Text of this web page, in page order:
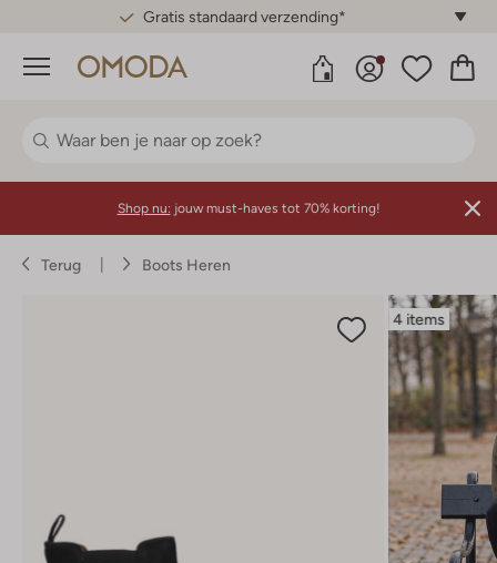
Gratis standaard verzending*
Menu
Shop nu: jouw must-haves tot 70% korting!
Terug Boots Heren
4 items